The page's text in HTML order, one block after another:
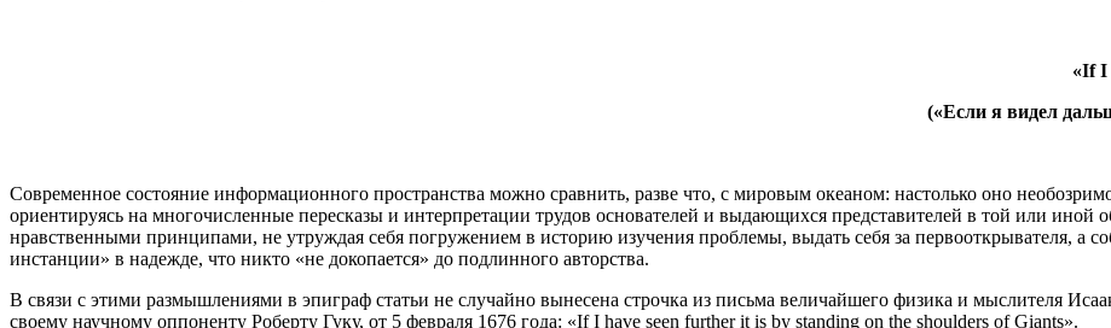
«If I
(«Если я видел
Современное состояние информационного пространства можно сравнить, разве что, с мировым океаном: настолько оно
ориентируясь на многочисленные пересказы и интерпретации трудов основателей и выдающихся представителей в той или иной
нравственными принципами, не утруждая себя погружением в историю изучения проблемы, выдать себя за первооткрывателя, а
инстанции» в надежде, что никто «не докопается» до подлинного авторства.
В связи с этими размышлениями в эпиграф статьи не случайно вынесена строчка из письма величайшего физика и мыслителя
своему научному оппоненту Роберту Гуку, от 5 февраля 1676 года: «If I have seen further it is by standing on the shoulders of Giants».